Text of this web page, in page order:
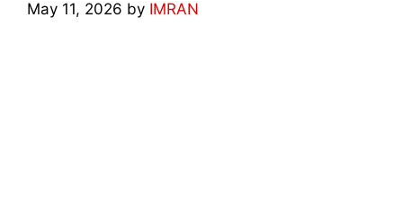
May 11, 2026 by IMRAN